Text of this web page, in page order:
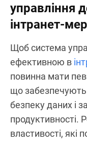
управління
інтранет-
Щоб система
ефективною в
повинна мати
що забезпечують
безпеку даних і
продуктивності.
властивості, які